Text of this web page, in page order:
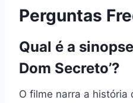
Perguntas
Qual é a
Dom Secreto’?
O filme narra a história